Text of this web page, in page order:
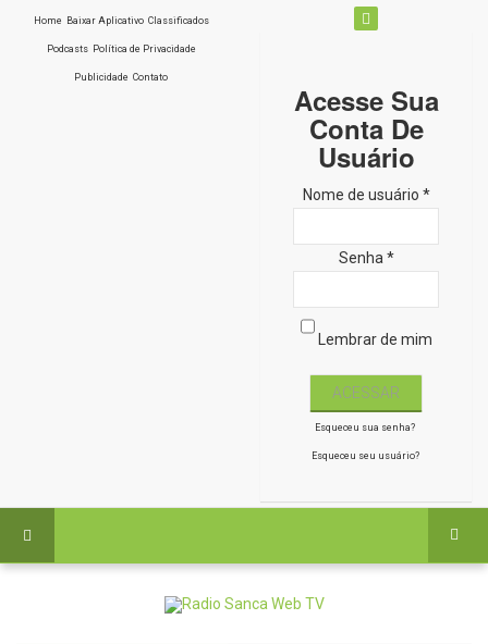
Home Baixar Aplicativo Classificados
Podcasts Política de Privacidade
Publicidade Contato
Acesse Sua
Conta De
Usuário
Nome de usuário *
Senha *
Lembrar de mim
Esqueceu sua senha?
Esqueceu seu usuário?